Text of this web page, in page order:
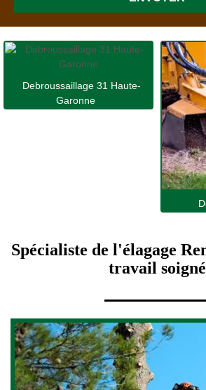
Debroussaillage 31 Haute-
Garonne
Spécialiste de l'élagage
travail soigné